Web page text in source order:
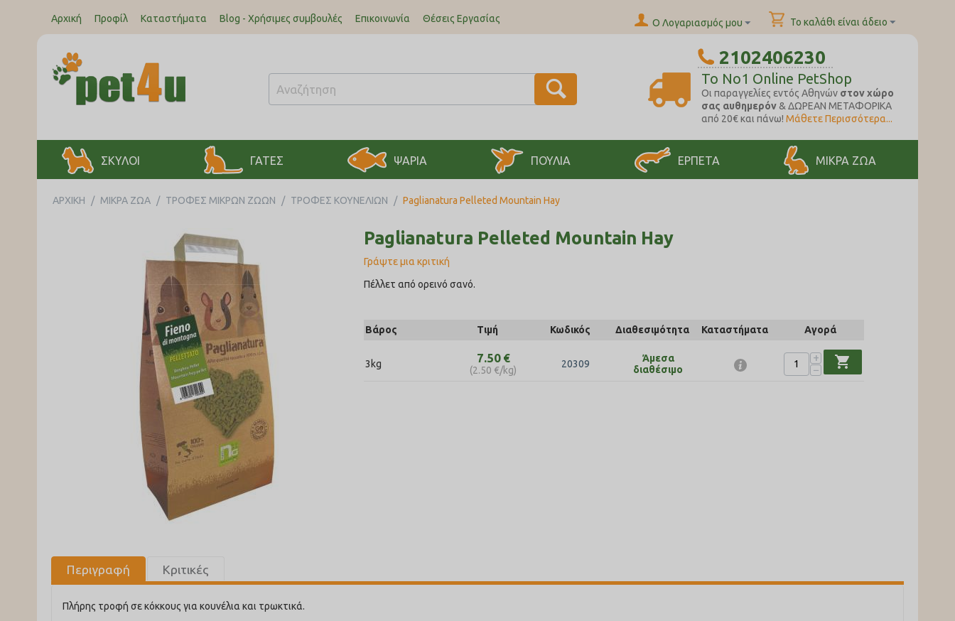
Αρχική Προφίλ Καταστήματα Blog - Χρήσιμες συμβουλές Επικοινωνία Θέσεις Εργασίας Το καλάθι είναι άδειο
Ο Λογαριασμός μου
2102406230
To No1 Online PetShop
Oι παραγγελίες εντός Αθηνών στον χώρο
σας αυθημερόν& ΔΩΡΕΑΝ ΜΕΤΑΦΟΡΙΚΑ
από 20€ και πάνω! Μάθετε Περισσότερα...
ΣΚΥΛΟΙ ΓΑΤΕΣ ΨΑΡΙΑ ΠΟΥΛΙΑ ΕΡΠΕΤΑ ΜΙΚΡΑ ΖΩΑ
ΑΡΧΙΚΉ / ΜΙΚΡΑ ΖΩΑ / ΤΡΟΦΕΣ ΜΙΚΡΩΝ ΖΩΩΝ / ΤΡΟΦΕΣ ΚΟΥΝΕΛΙΩΝ / Paglianatura Pelleted Mountain Hay
Paglianatura Pelleted Mountain Hay
Γράψτε μια κριτική
Πέλλετ από ορεινό σανό.
Βάρος Τιμή Κωδικός Διαθεσιμότητα Καταστήματα Αγορά
3kg 7.50 €
(2.50 €/kg)
20309
Άμεσα
διαθέσιμο
+
−
shopping_cart
Περιγραφή Κριτικές
Πλήρης τροφή σε κόκκους για κουνέλια και τρωκτικά.